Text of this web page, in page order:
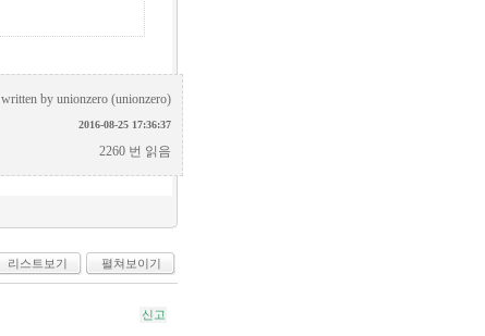
written by unionzero (unionzero)
2016-08-25 17:36:37
2260 번 읽음
리스트보기 펼쳐보이기
신고